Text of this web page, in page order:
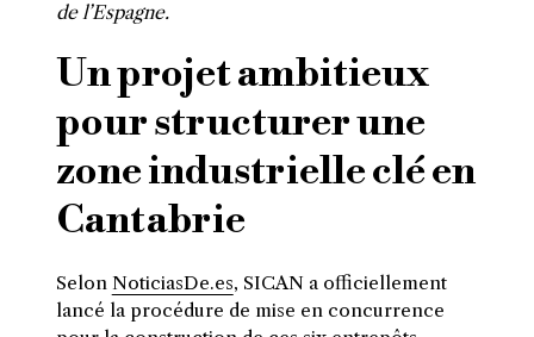
de l’Espagne.
Un projet ambitieux
pour structurer une
zone industrielle clé en
Cantabrie
Selon NoticiasDe.es, SICAN a officiellement
lancé la procédure de mise en concurrence